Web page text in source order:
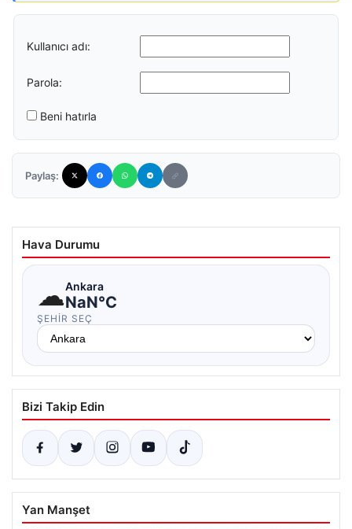
Kullanıcı adı:
Parola:
Beni hatırla
Paylaş:
Hava Durumu
☁Ankara
NaN°C
ŞEHIR SEÇ
Bizi Takip Edin
Yan Manşet